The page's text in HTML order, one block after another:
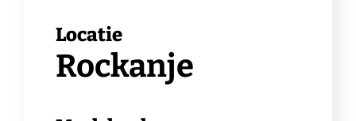
Locatie
Rockanje